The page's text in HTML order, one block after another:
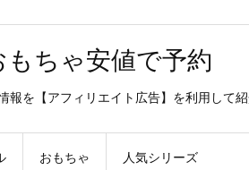
ちゃ安値で予約
を【アフィリエイト広告】を利用して紹
おもちゃ 人気シリーズ